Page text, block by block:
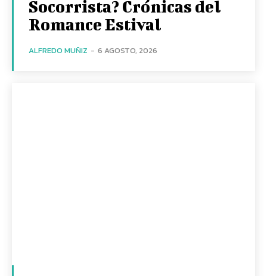
Socorrista? Crónicas del
Romance Estival
ALFREDO MUÑIZ - 6 AGOSTO, 2026